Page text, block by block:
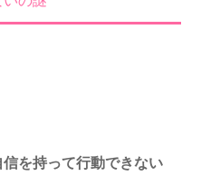
信を持って行動できない